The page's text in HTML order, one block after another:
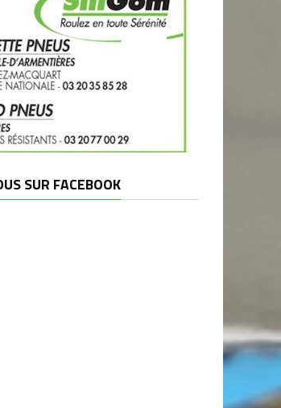
SUR FACEBOOK